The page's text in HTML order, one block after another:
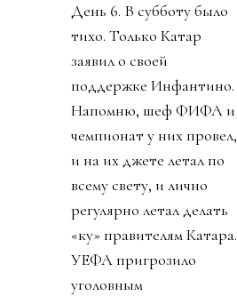
День 6. В субботу было
тихо. Только Катар
заявил о своей
поддержке Инфантино.
Напомню, шеф ФИФА и
чемпионат у них провел,
и на их джете летал по
всему свету, и лично
регулярно летал делать
«ку» правителям Катара.
УЕФА пригрозило
уголовным